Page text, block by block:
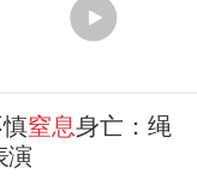
窒息身亡：绳
演